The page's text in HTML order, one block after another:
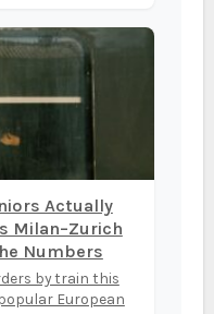
Milan–Zurich
Numbers
by train this
European